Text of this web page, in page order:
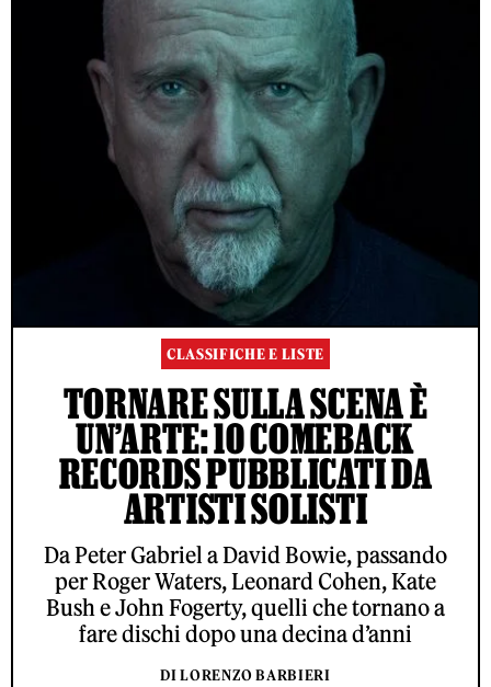
CLASSIFICHE E LISTE
TORNARE SULLA SCENA È
UN’ARTE: 10 COMEBACK
RECORDS PUBBLICATI DA
ARTISTI SOLISTI
Da Peter Gabriel a David Bowie, passando
per Roger Waters, Leonard Cohen, Kate
Bush e John Fogerty, quelli che tornano a
fare dischi dopo una decina d’anni
DI LORENZO BARBIERI